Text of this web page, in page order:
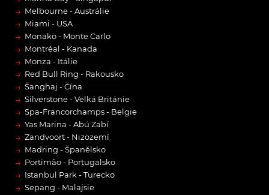
→ Melbourne - Austrálie
→ Miami - USA
→ Monako - Monte Carlo
→ Montréal - Kanada
→ Monza - Itálie
→ Red Bull Ring - Rakousko
→ Šanghaj - Čína
→ Silverstone - Velká Británie
→ Spa-Francorchamps - Belgie
→ Yas Marina - Abú Zabí
→ Zandvoort - Nizozemí
→ Madring - Španělsko
→ Portimão - Portugalsko
→ Istanbul Park - Turecko
→ Sepang - Malajsie